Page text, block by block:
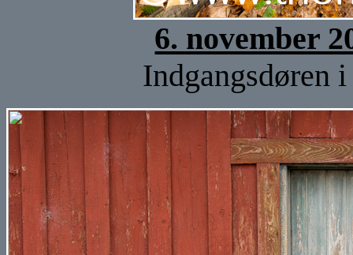
6. november
Indgangsdøren